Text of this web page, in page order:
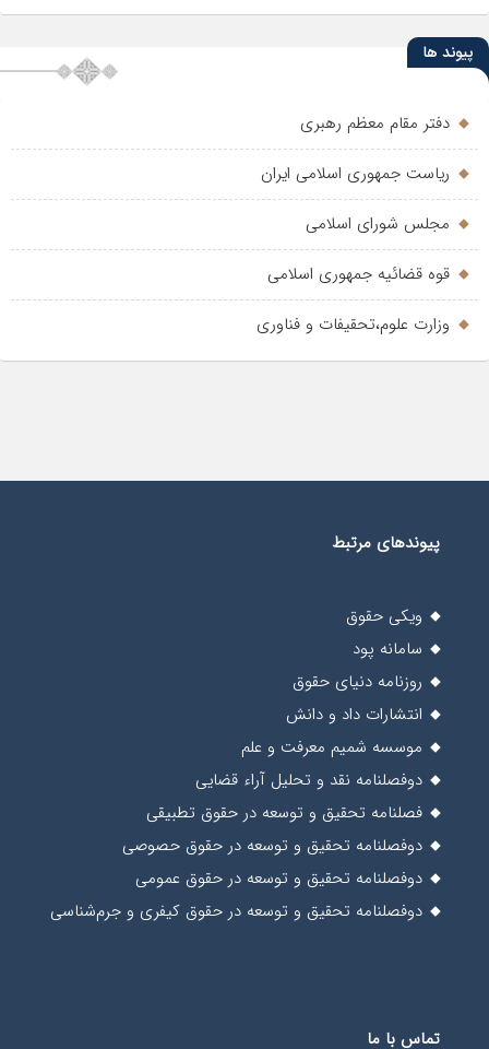
پیوند ها
دفتر مقام معظم رهبری
ریاست جمهوری اسلامی ایران
مجلس شورای اسلامی
قوه قضائیه جمهوری اسلامی
وزارت علوم،تحقیفات و فناوری
پیوندهای مرتبط
ویکی حقوق
سامانه پود
روزنامه دنیای حقوق
انتشارات داد و دانش
موسسه شمیم معرفت و علم
دوفصلنامه نقد و تحلیل آراء قضایی
فصلنامه تحقیق و توسعه در حقوق تطبیقی
دوفصلنامه تحقیق و توسعه در حقوق حصوصی
دوفصلنامه تحقیق و توسعه در حقوق عمومی
دوفصلنامه تحقیق و توسعه در حقوق کیفری و جرم‌شناسی
تماس با ما